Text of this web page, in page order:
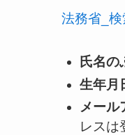
法務省_
氏名の
生年月
メール
レスは